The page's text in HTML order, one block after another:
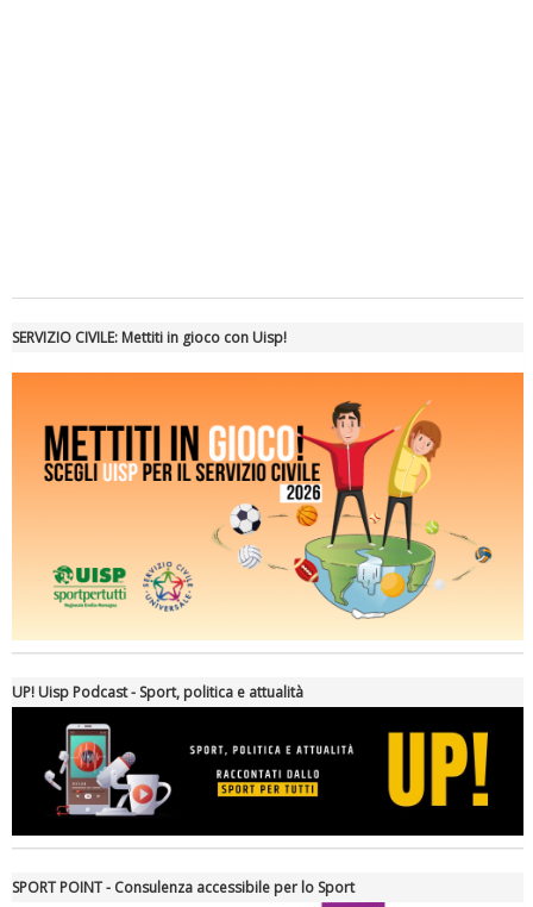
Tiziano Pesce a Radio InBlu2000 traccia il bilancio della stagione
Ddl Lobby, Uisp: “Il Parlamento valorizzi le nostre specificità"
SERVIZIO CIVILE: Mettiti in gioco con Uisp!
UP! Uisp Podcast - Sport, politica e attualità
SPORT POINT - Consulenza accessibile per lo Sport